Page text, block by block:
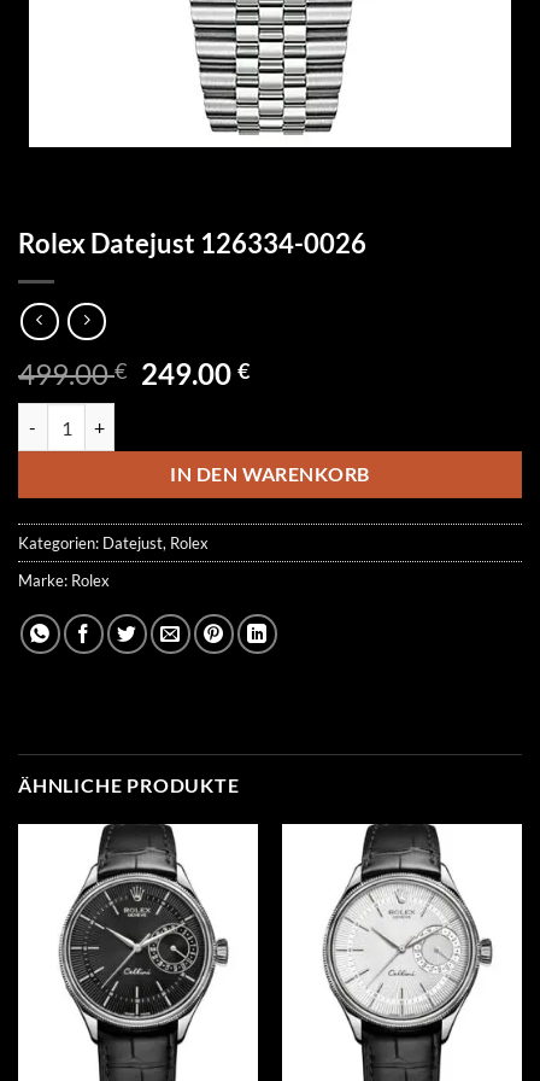
Rolex Datejust 126334-0026
499.00€ Ursprünglicher
499.00 €
249.00€Aktueller
249.00 €.
IN DEN WARENKORB
Kategorien: Datejust, Rolex
Marke: Rolex
ÄHNLICHE PRODUKTE